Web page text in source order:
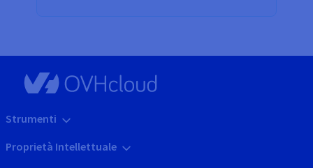
Strumenti
Proprietà Intellettuale